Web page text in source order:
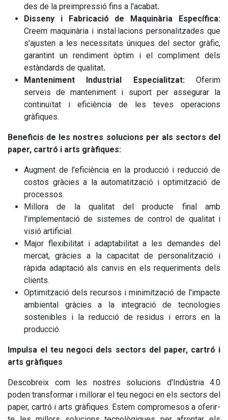
des de la preimpressió fins a l'acabat.
Disseny i Fabricació de Maquinària Específica:
Creem maquinària i instal·lacions personalitzades que
s'ajusten a les necessitats úniques del sector gràfic,
garantint un rendiment òptim i el compliment dels
estàndards de qualitat.
Manteniment Industrial Especialitzat: Oferim
serveis de manteniment i suport per assegurar la
continuïtat i eficiència de les teves operacions
gràfiques.
Beneficis de les nostres solucions per als sectors del
paper, cartró i arts gràfiques:
Augment de l'eficiència en la producció i reducció de
costos gràcies a la automatització i optimització de
processos.
Millora de la qualitat del producte final amb
l'implementació de sistemes de control de qualitat i
visió artificial.
Major flexibilitat i adaptabilitat a les demandes del
mercat, gràcies a la capacitat de personalització i
ràpida adaptació als canvis en els requeriments dels
clients.
Optimització dels recursos i minimització de l'impacte
ambiental gràcies a la integració de tecnologies
sostenibles i la reducció de residus i errors en la
producció.
Impulsa el teu negoci dels sectors del paper, cartró i
arts gràfiques
Descobreix com les nostres solucions d'Indústria 4.0
poden transformar i millorar el teu negoci en els sectors del
paper, cartró i arts gràfiques. Estem compromesos a oferir-